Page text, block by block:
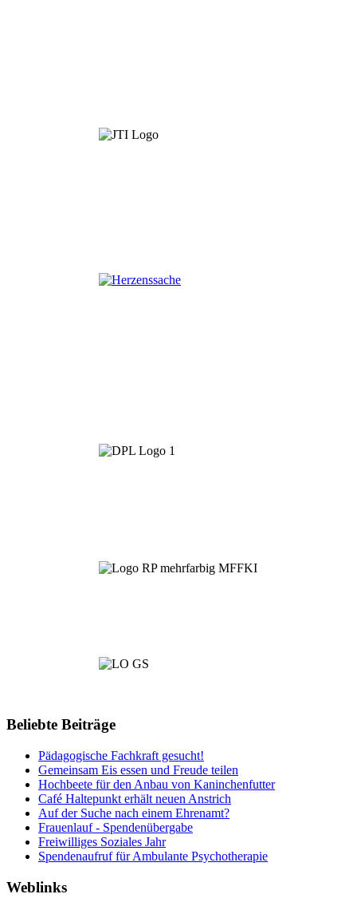
Beliebte Beiträge
Pädagogische Fachkraft gesucht!
Gemeinsam Eis essen und Freude teilen
Hochbeete für den Anbau von Kaninchenfutter
Café Haltepunkt erhält neuen Anstrich
Auf der Suche nach einem Ehrenamt?
Frauenlauf - Spendenübergabe
Freiwilliges Soziales Jahr
Spendenaufruf für Ambulante Psychotherapie
Weblinks